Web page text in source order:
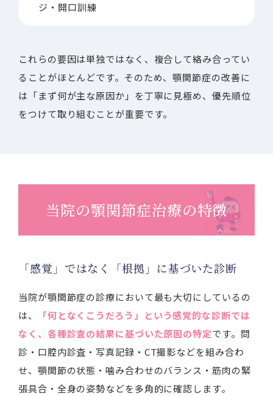
ジ・開口訓練
これらの要因は単独ではなく、複合して絡み合ってい
ることがほとんどです。そのため、顎関節症の改善に
は「まず何が主な原因か」を丁寧に見極め、優先順位
をつけて取り組むことが重要です。
当院の顎関節症治療の特徴
「感覚」ではなく「根拠」に基づいた診断
当院が顎関節症の診療において最も大切にしているの
は、
「何となくこうだろう」という感覚的な診断では
なく、各種診査の結果に基づいた原因の特定です。問
診・口腔内診査・写真記録・CT撮影などを組み合わ
せ、顎関節の状態・噛み合わせのバランス・筋肉の緊
張具合・全身の姿勢などを多角的に確認します。